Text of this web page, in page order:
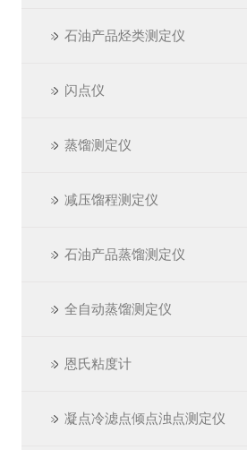
石油产品烃类测定仪
闪点仪
蒸馏测定仪
减压馏程测定仪
石油产品蒸馏测定仪
全自动蒸馏测定仪
恩氏粘度计
凝点冷滤点倾点浊点测定仪